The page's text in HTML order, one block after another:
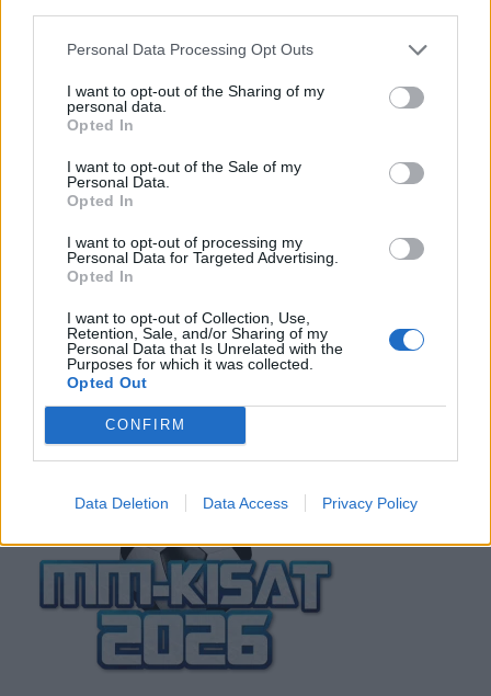
Personal Data Processing Opt Outs
I want to opt-out of the Sharing of my
personal data.
Opted In
I want to opt-out of the Sale of my
Personal Data.
Opted In
I want to opt-out of processing my
Personal Data for Targeted Advertising.
Opted In
I want to opt-out of Collection, Use,
Retention, Sale, and/or Sharing of my
Personal Data that Is Unrelated with the
Purposes for which it was collected.
Opted Out
CONFIRM
Data Deletion Data Access Privacy Policy
kisoihin 2026
Espanjan joukkue jalkapallon MM-
kisoihin 2026